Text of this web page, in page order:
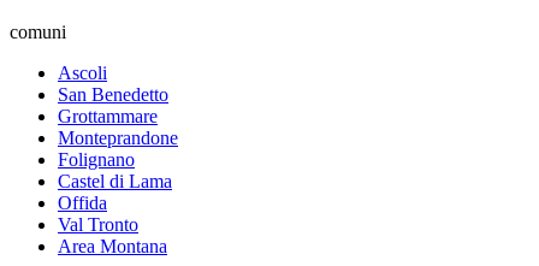
comuni
Ascoli
San Benedetto
Grottammare
Monteprandone
Folignano
Castel di Lama
Offida
Val Tronto
Area Montana